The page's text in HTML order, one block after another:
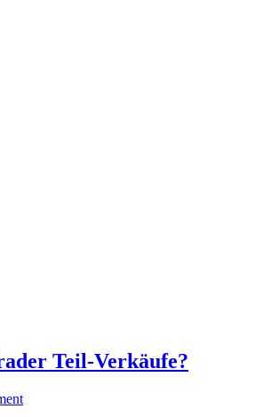
Teil-Verkäufe?